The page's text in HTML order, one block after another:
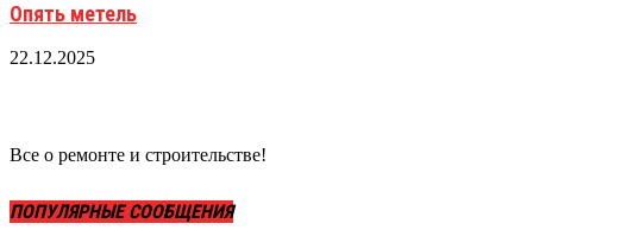
Опять метель
22.12.2025
Все о ремонте и строительстве!
ПОПУЛЯРНЫЕ СООБЩЕНИЯ